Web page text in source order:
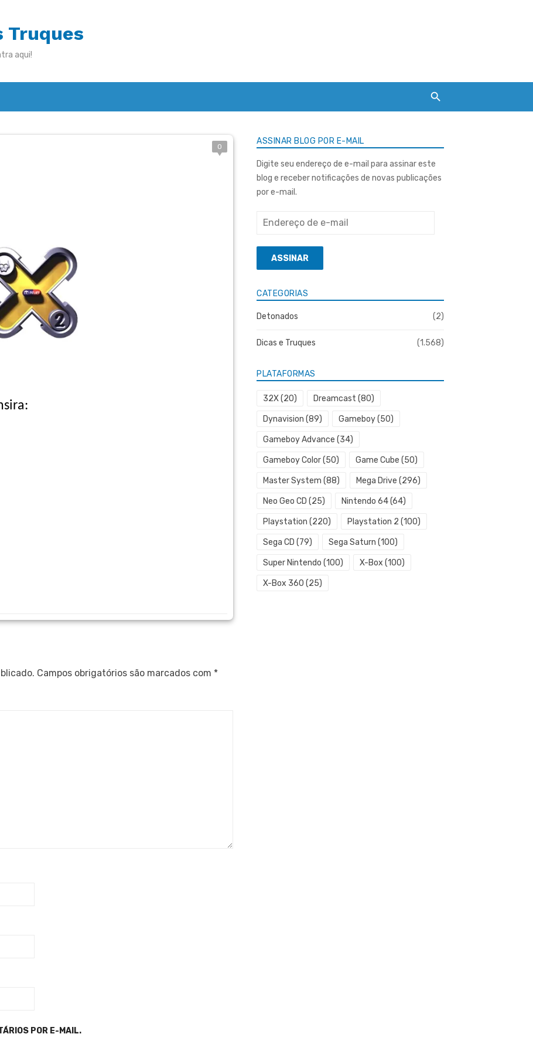
Truques
aqui!
0
Campos obrigatórios são marcados com *
POR E-MAIL.
ASSINAR BLOG POR E-MAIL
Digite seu endereço de e-mail para assinar este
blog e receber notificações de novas publicações
por e-mail.
Endereço
e-
mailASSINAR
CATEGORIAS
Detonados (2)
Dicas e Truques (1.568)
PLATAFORMAS
32X(20) Dreamcast (80)
Dynavision (89) Gameboy(50)
Gameboy Advance (34)
Gameboy Color(50) Game Cube (50)
Master System (88) Mega Drive (296)
Neo Geo CD (25) Nintendo 64(64)
Playstation (220) Playstation 2 (100)
Sega CD (79) Sega Saturn (100)
Super Nintendo (100) X-Box (100)
X-Box 360 (25)